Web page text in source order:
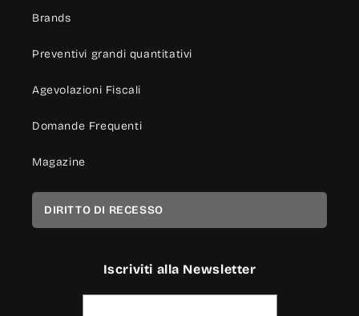
Brands
Preventivi grandi quantitativi
Agevolazioni Fiscali
Domande Frequenti
Magazine
DIRITTO DI RECESSO
Iscriviti alla Newsletter